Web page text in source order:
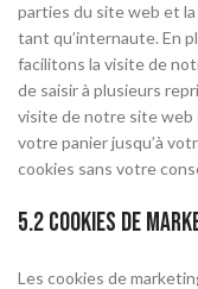
parties du site web et
tant qu’internaute. En
facilitons la visite de
de saisir à plusieurs
visite de notre site web
votre panier jusqu’à
cookies sans votre
5.2 Cookies de
Les cookies de